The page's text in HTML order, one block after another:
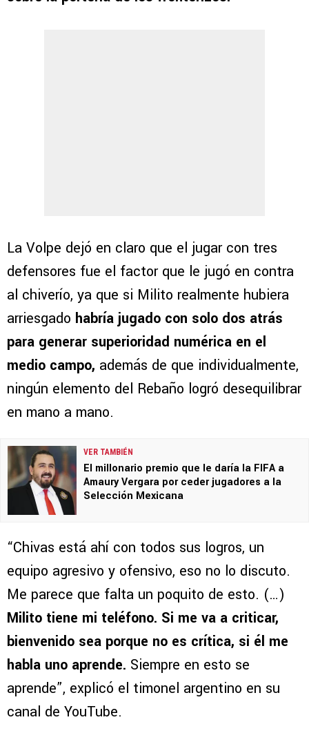
La Volpe dejó en claro que el jugar con tres
defensores fue el factor que le jugó en contra
al chiverío, ya que si Milito realmente hubiera
arriesgado habría jugado con solo dos atrás
para generar superioridad numérica en el
medio campo, además de que individualmente,
ningún elemento del Rebaño logró desequilibrar
en mano a mano.
VER TAMBIÉN
El millonario premio que le daría la FIFA a
Amaury Vergara por ceder jugadores a la
Selección Mexicana
“Chivas está ahí con todos sus logros, un
equipo agresivo y ofensivo, eso no lo discuto.
Me parece que falta un poquito de esto. (…)
Milito tiene mi teléfono. Si me va a criticar,
bienvenido sea porque no es crítica, si él me
habla uno aprende. Siempre en esto se
aprende”, explicó el timonel argentino en su
canal de YouTube.